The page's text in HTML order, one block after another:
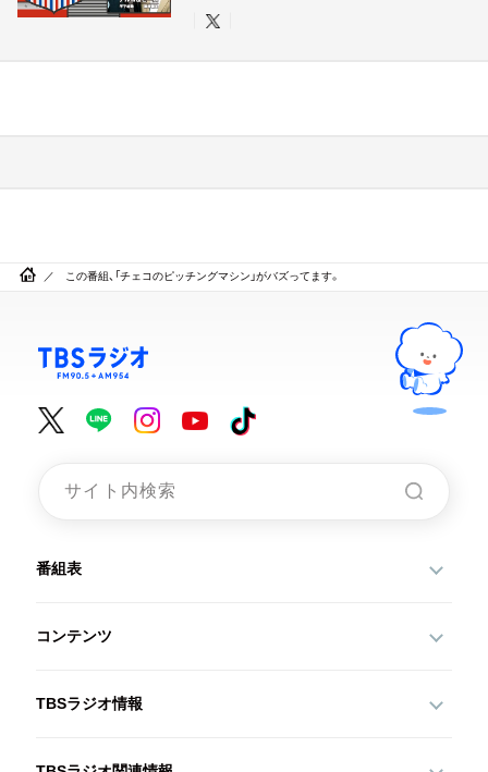
この番組、「チェコのピッチングマシン」がバズってます。
番組表
コンテンツ
TBSラジオ情報